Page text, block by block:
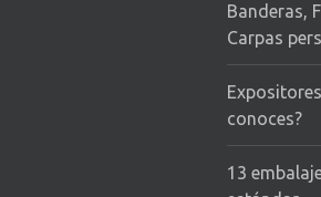
Banderas,
Carpas
conoces?
13